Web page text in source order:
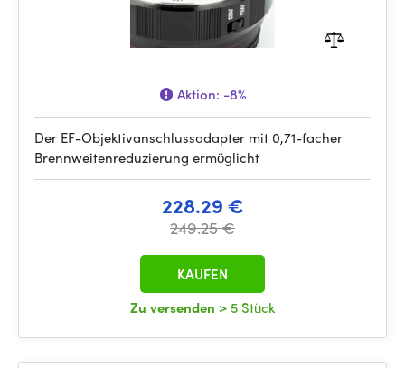
Aktion: -8%
Der EF-Objektivanschlussadapter mit 0,71-facher
Brennweitenreduzierung ermöglicht
228.29 €
249.25 €
Zu versenden > 5 Stück
KAUFEN